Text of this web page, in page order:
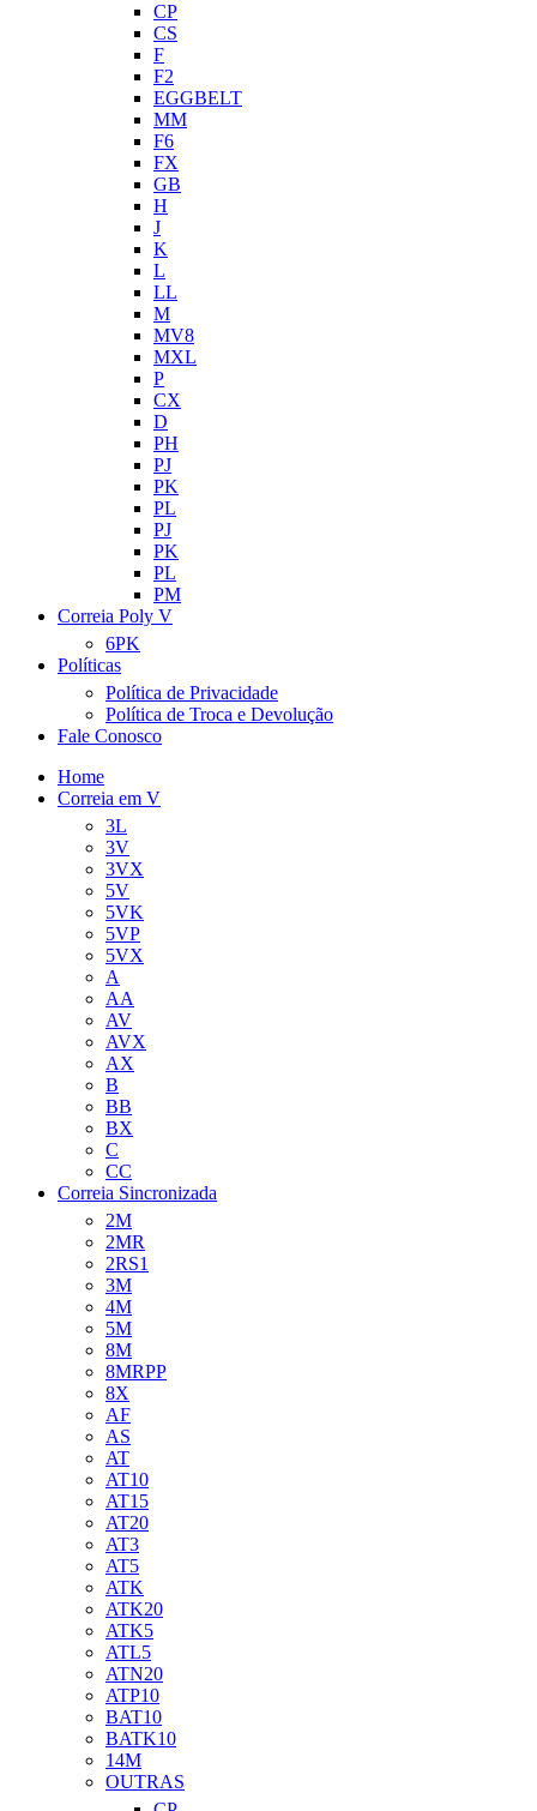
CP
CS
F
F2
EGGBELT
MM
F6
FX
GB
H
J
K
L
LL
M
MV8
MXL
P
CX
D
PH
PJ
PK
PL
PJ
PK
PL
PM
Correia Poly V
6PK
Políticas
Política de Privacidade
Política de Troca e Devolução
Fale Conosco
Home
Correia em V
3L
3V
3VX
5V
5VK
5VP
5VX
A
AA
AV
AVX
AX
B
BB
BX
C
CC
Correia Sincronizada
2M
2MR
2RS1
3M
4M
5M
8M
8MRPP
8X
AF
AS
AT
AT10
AT15
AT20
AT3
AT5
ATK
ATK20
ATK5
ATL5
ATN20
ATP10
BAT10
BATK10
14M
OUTRAS